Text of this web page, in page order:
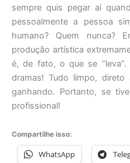
sempre quis pegar ai
pessoalmente a pessoa
humano? Quem nunca?
produção artística
é, de fato, o que se
dramas! Tudo limpo,
ganhando. Portanto, se
profissional!
Compartilhe isso:
WhatsApp